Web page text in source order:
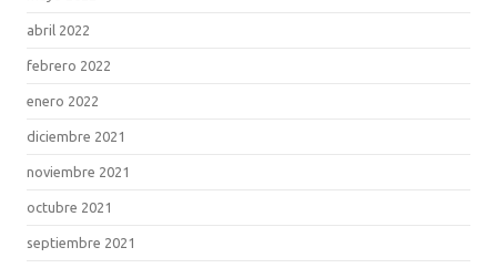
abril 2022
febrero 2022
enero 2022
diciembre 2021
noviembre 2021
octubre 2021
septiembre 2021